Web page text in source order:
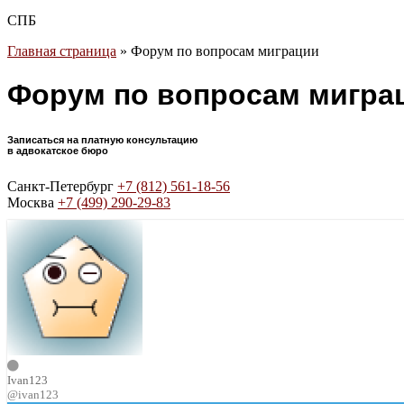
СПБ
Главная страница » Форум по вопросам миграции
Форум по вопросам
Записаться на платную консультацию
в адвокатское бюро
Санкт-Петербург +7 (812) 561-18-56
Москва +7 (499) 290-29-83
Ivan123
@ivan123